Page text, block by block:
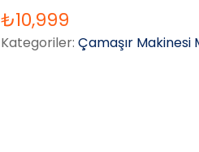
₺10,999
Kategoriler: Çamaşır Makinesi